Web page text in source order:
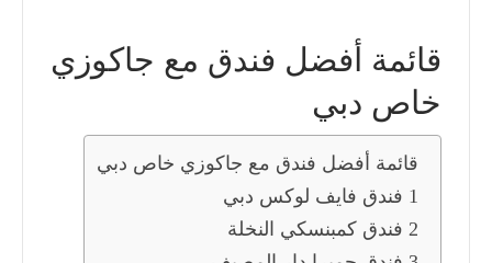
قائمة أفضل فندق مع جاكوزي
خاص دبي
قائمة أفضل فندق مع جاكوزي خاص دبي
1 فندق فايف لوكس دبي
2 فندق كمبنسكي النخلة